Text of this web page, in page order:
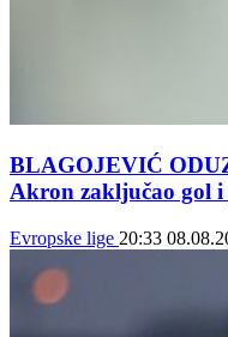
BLAGOJEVIĆ
Akron zaključao gol
Evropske lige 20:33